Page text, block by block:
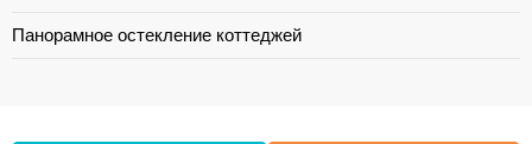
Панорамное остекление коттеджей